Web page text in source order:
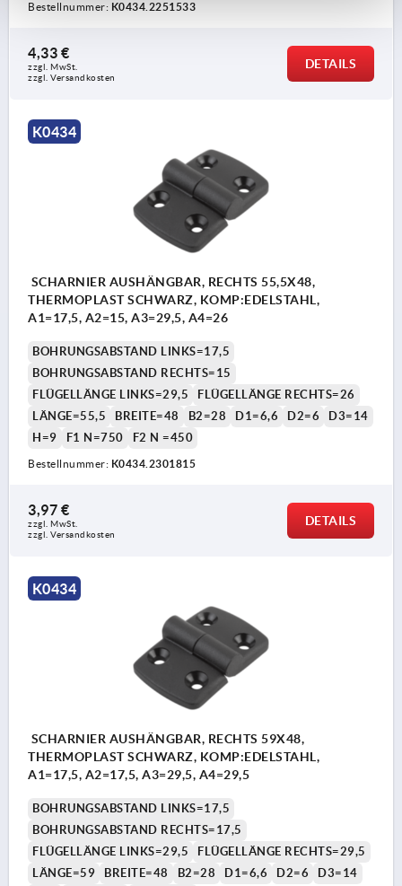
Bestellnummer: K0434.2251533
4,33 €
zzgl. MwSt.
zzgl. Versandkosten
DETAILS
K0434
SCHARNIER AUSHÄNGBAR, RECHTS 55,5X48,
THERMOPLAST SCHWARZ, KOMP:EDELSTAHL,
A1=17,5, A2=15, A3=29,5, A4=26
BOHRUNGSABSTAND LINKS=17,5
BOHRUNGSABSTAND RECHTS=15
FLÜGELLÄNGE LINKS=29,5
FLÜGELLÄNGE RECHTS=26
LÄNGE=55,5
BREITE=48 B2=28 D1=6,6 D2=6
D3=14
H=9
F1 N=750 F2 N =450
Bestellnummer: K0434.2301815
3,97 €
zzgl. MwSt.
zzgl. Versandkosten
DETAILS
K0434
SCHARNIER AUSHÄNGBAR, RECHTS 59X48,
THERMOPLAST SCHWARZ, KOMP:EDELSTAHL,
A1=17,5, A2=17,5, A3=29,5, A4=29,5
BOHRUNGSABSTAND LINKS=17,5
BOHRUNGSABSTAND RECHTS=17,5
FLÜGELLÄNGE LINKS=29,5
FLÜGELLÄNGE RECHTS=29,5
LÄNGE=59
BREITE=48 B2=28 D1=6,6 D2=6 D3=14